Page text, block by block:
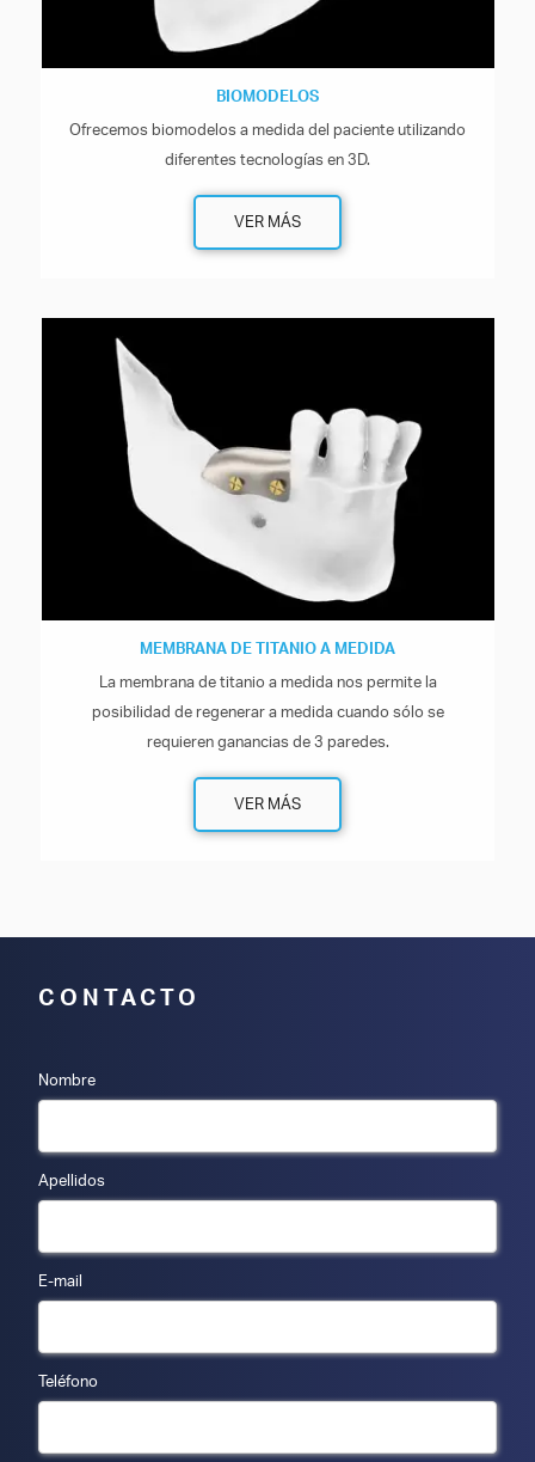
BIOMODELOS
Ofrecemos biomodelos a medida del paciente utilizando
diferentes tecnologías en 3D.
VER MÁS
MEMBRANA DE TITANIO A MEDIDA
La membrana de titanio a medida nos permite la
posibilidad de regenerar a medida cuando sólo se
requieren ganancias de 3 paredes.
VER MÁS
CONTACTO
Nombre
Apellidos
E-mail
Teléfono